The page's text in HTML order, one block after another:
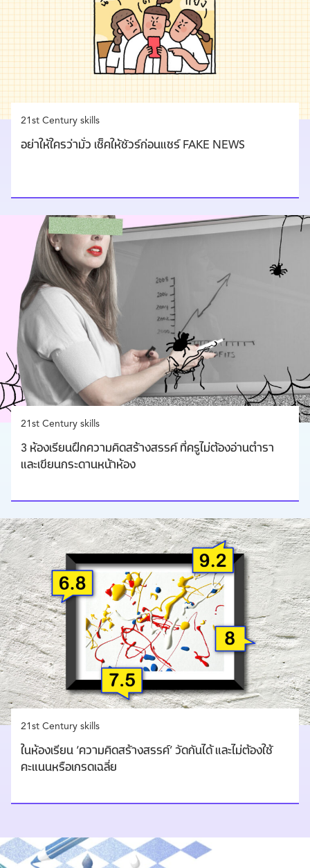
21st Century skills
อย่าให้ใครว่ามั่ว เช็คให้ชัวร์ก่อนแชร์ FAKE NEWS
21st Century skills
3 ห้องเรียนฝึกความคิดสร้างสรรค์ ที่ครูไม่ต้องอ่านตำรา
และเขียนกระดานหน้าห้อง
21st Century skills
ในห้องเรียน ‘ความคิดสร้างสรรค์’ วัดกันได้ และไม่ต้องใช้
คะแนนหรือเกรดเฉลี่ย